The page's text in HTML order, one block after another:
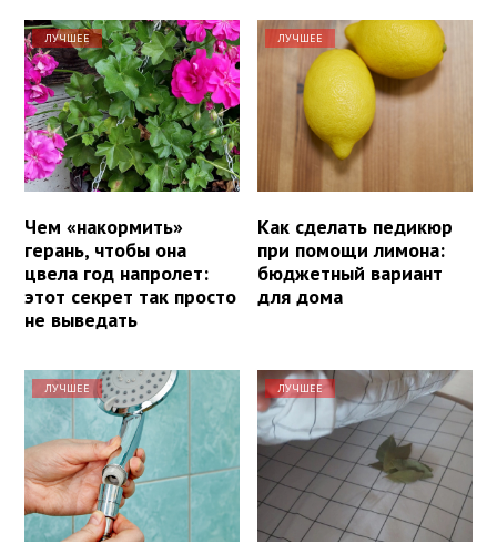
ЛУЧШЕЕ
Чем «накормить»
герань, чтобы она
цвела год напролет:
этот секрет так просто
не выведать
ЛУЧШЕЕ
Как сделать педикюр
при помощи лимона:
бюджетный вариант
для дома
ЛУЧШЕЕ ЛУЧШЕЕ